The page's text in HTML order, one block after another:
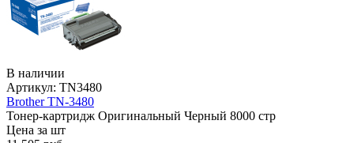
В наличии
Артикул: TN3480
Brother TN-3480
Тонер-картридж Оригинальный Черный 8000 стр
Цена за шт